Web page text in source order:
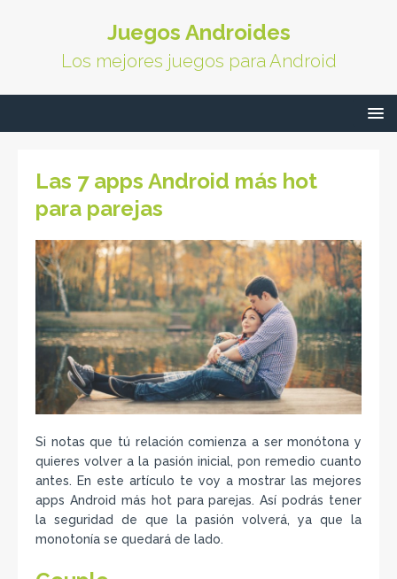
Juegos Androides
Los mejores juegos para Android
Las 7 apps Android más hot
para parejas
Si notas que tú relación comienza a ser monótona y
quieres volver a la pasión inicial, pon remedio cuanto
antes. En este artículo te voy a mostrar las mejores
apps Android más hot para parejas. Así podrás tener
la seguridad de que la pasión volverá, ya que la
monotonía se quedará de lado.